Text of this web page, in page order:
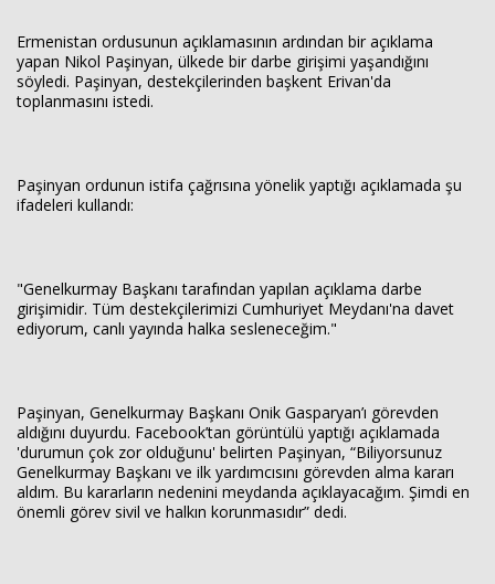
Ermenistan ordusunun açıklamasının ardından bir açıklama
yapan Nikol Paşinyan, ülkede bir darbe girişimi yaşandığını
söyledi. Paşinyan, destekçilerinden başkent Erivan'da
toplanmasını istedi.
Paşinyan ordunun istifa çağrısına yönelik yaptığı açıklamada şu
ifadeleri kullandı:
"Genelkurmay Başkanı tarafından yapılan açıklama darbe
girişimidir. Tüm destekçilerimizi Cumhuriyet Meydanı'na davet
ediyorum, canlı yayında halka sesleneceğim."
Paşinyan, Genelkurmay Başkanı Onik Gasparyan’ı görevden
aldığını duyurdu. Facebook’tan görüntülü yaptığı açıklamada
'durumun çok zor olduğunu' belirten Paşinyan, “Biliyorsunuz
Genelkurmay Başkanı ve ilk yardımcısını görevden alma kararı
aldım. Bu kararların nedenini meydanda açıklayacağım. Şimdi en
önemli görev sivil ve halkın korunmasıdır” dedi.